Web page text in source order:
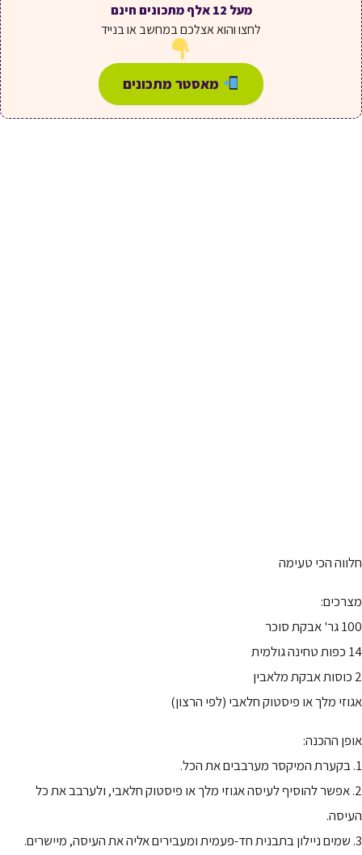
מעל 12 אלף מתכונים חינם
לחצו והוא אצלכם במחשב או בנייד
מאסטר מתכונים
חלווה הכי טעימה
מצרכים:
100 גר' אבקת סוכר
14 כפות טחינה גולמית
2 כוסות אבקת מלאבין
אגוזי מלך או פיסטוק חלאבי (לפי הרצון)
אופן ההכנה:
1. בקערת המיקסר מערבבים את הכל.
2. אפשר להוסיף לעיסה אגוזי מלך או פיסטוק חלאבי, ולערבב את כל
העיסה.
3. שמים ניילון בתבנית חד-פעמית ומעבירים אליה את העיסה, מיישרים.